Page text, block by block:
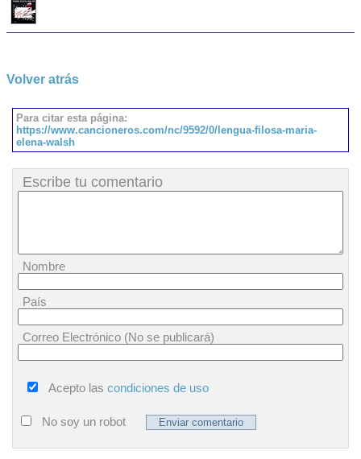
Volver atrás
Para citar esta página:
https://www.cancioneros.com/nc/9592/0/lengua-filosa-maria-
elena-walsh
Escribe tu comentario
Nombre
País
Correo Electrónico (No se publicará)
Acepto las condiciones de uso
No soy un robot